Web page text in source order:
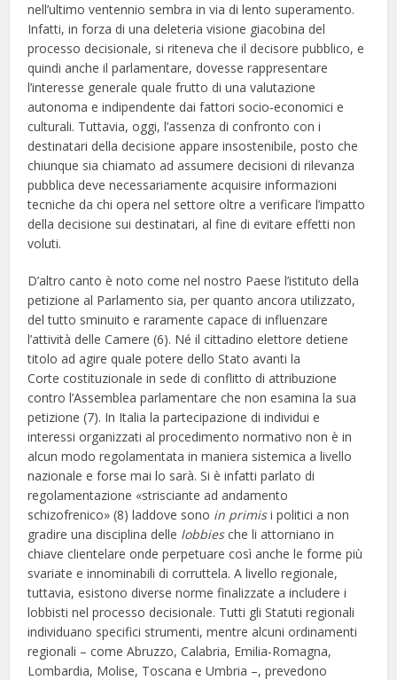
nell’ultimo ventennio sembra in via di lento superamento.
Infatti, in forza di una deleteria visione giacobina del
processo decisionale, si riteneva che il decisore pubblico, e
quindi anche il parlamentare, dovesse rappresentare
l’interesse generale quale frutto di una valutazione
autonoma e indipendente dai fattori socio-economici e
culturali. Tuttavia, oggi, l’assenza di confronto con i
destinatari della decisione appare insostenibile, posto che
chiunque sia chiamato ad assumere decisioni di rilevanza
pubblica deve necessariamente acquisire informazioni
tecniche da chi opera nel settore oltre a verificare l’impatto
della decisione sui destinatari, al fine di evitare effetti non
voluti.
D’altro canto è noto come nel nostro Paese l’istituto della
petizione al Parlamento sia, per quanto ancora utilizzato,
del tutto sminuito e raramente capace di influenzare
l’attività delle Camere (6). Né il cittadino elettore detiene
titolo ad agire quale potere dello Stato avanti la
Corte costituzionale in sede di conflitto di attribuzione
contro l’Assemblea parlamentare che non esamina la sua
petizione (7). In Italia la partecipazione di individui e
interessi organizzati al procedimento normativo non è in
alcun modo regolamentata in maniera sistemica a livello
nazionale e forse mai lo sarà. Si è infatti parlato di
regolamentazione «strisciante ad andamento
schizofrenico» (8) laddove sono in primisi politici a non
gradire una disciplina delle lobbiesche li attorniano in
chiave clientelare onde perpetuare così anche le forme più
svariate e innominabili di corruttela. A livello regionale,
tuttavia, esistono diverse norme finalizzate a includere i
lobbisti nel processo decisionale. Tutti gli Statuti regionali
individuano specifici strumenti, mentre alcuni ordinamenti
regionali – come Abruzzo, Calabria, Emilia-Romagna,
Lombardia, Molise, Toscana e Umbria –, prevedono